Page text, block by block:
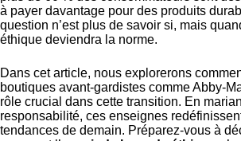
à payer davantage pour des produits
question n’est plus de savoir si, mais
éthique deviendra la norme.
Dans cet article, nous explorerons
boutiques avant-gardistes comme Abby-
rôle crucial dans cette transition. En
responsabilité, ces enseignes
tendances de demain. Préparez-vous à